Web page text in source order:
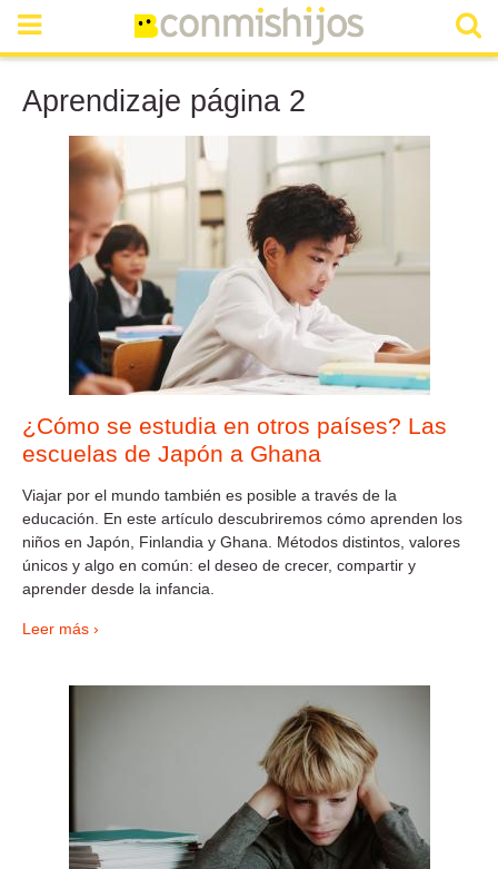
Aprendizaje página 2
¿Cómo se estudia en otros países? Las
escuelas de Japón a Ghana
Viajar por el mundo también es posible a través de la
educación. En este artículo descubriremos cómo aprenden los
niños en Japón, Finlandia y Ghana. Métodos distintos, valores
únicos y algo en común: el deseo de crecer, compartir y
aprender desde la infancia.
Leer más ›